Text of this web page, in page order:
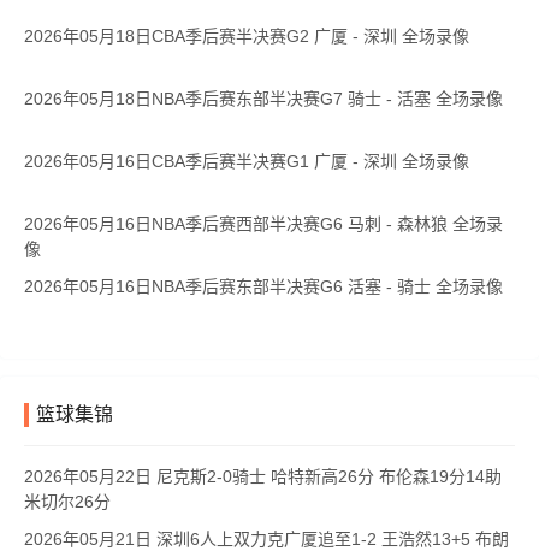
2026年05月18日CBA季后赛半决赛G2 广厦 - 深圳 全场录像
2026年05月18日NBA季后赛东部半决赛G7 骑士 - 活塞 全场录像
2026年05月16日CBA季后赛半决赛G1 广厦 - 深圳 全场录像
2026年05月16日NBA季后赛西部半决赛G6 马刺 - 森林狼 全场录
像
2026年05月16日NBA季后赛东部半决赛G6 活塞 - 骑士 全场录像
篮球集锦
2026年05月22日 尼克斯2-0骑士 哈特新高26分 布伦森19分14助
米切尔26分
2026年05月21日 深圳6人上双力克广厦追至1-2 王浩然13+5 布朗